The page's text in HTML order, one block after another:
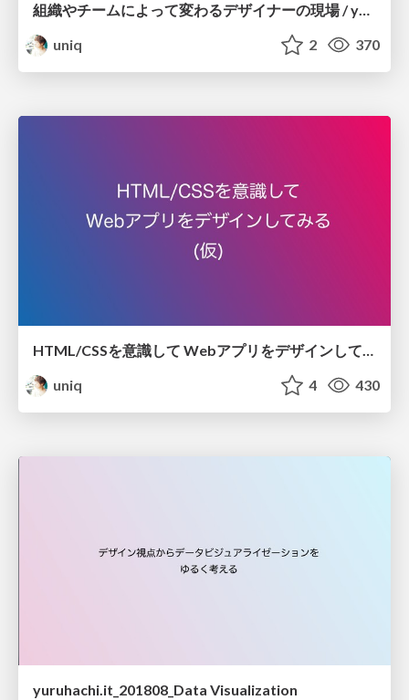
組織やチームによって変わるデザイナーの現場 / yuruhachi.it-20190529
uniq
2 370
uniq
4 430
yuruhachi.it_201808_Data Visualization